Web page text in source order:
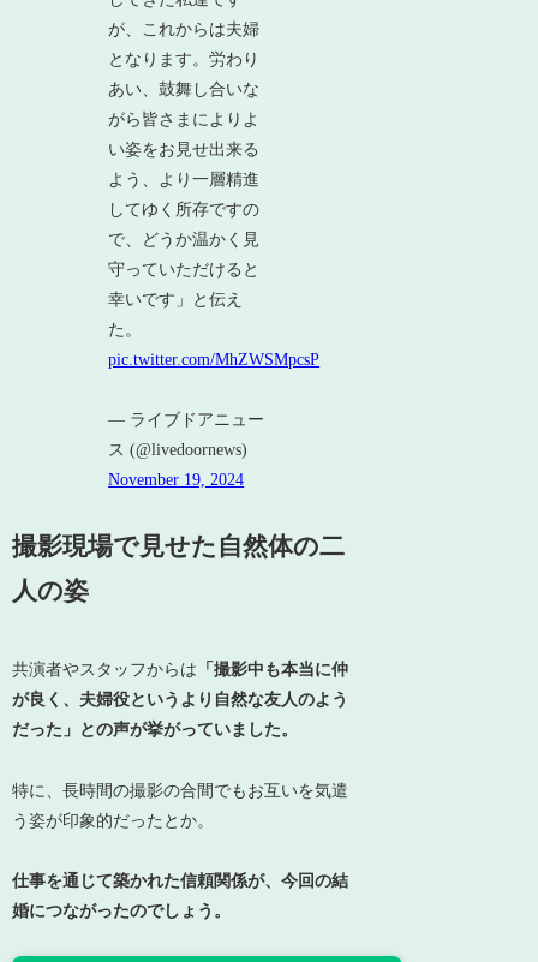
が、これからは夫婦
となります。労わり
あい、鼓舞し合いな
がら皆さまによりよ
い姿をお見せ出来る
よう、より一層精進
してゆく所存ですの
で、どうか温かく見
守っていただけると
幸いです」と伝え
た。
pic.twitter.com/MhZWSMpcsP
— ライブドアニュー
ス (@livedoornews)
November 19, 2024
撮影現場で見せた自然体の二
人の姿
共演者やスタッフからは 「撮影中も本当に仲
が良く、夫婦役というより自然な友人のよう
だった」との声が挙がっていました。
特に、長時間の撮影の合間でもお互いを気遣
う姿が印象的だったとか。
仕事を通じて築かれた信頼関係が、今回の結
婚につながったのでしょう。